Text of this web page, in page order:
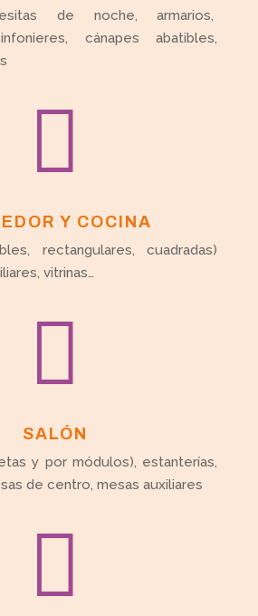
de noche, armarios,
cánapes abatibles,

Y COCINA
rectangulares, cuadradas)
vitrinas…

SALÓN
y por módulos), estanterías,
de centro, mesas auxiliares
